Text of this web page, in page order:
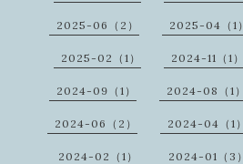
2025-06（2） 2025-04（1）
2025-02（1） 2024-11（1）
2024-09（1） 2024-08（1）
2024-06（2） 2024-04（1）
2024-02（1） 2024-01（3）